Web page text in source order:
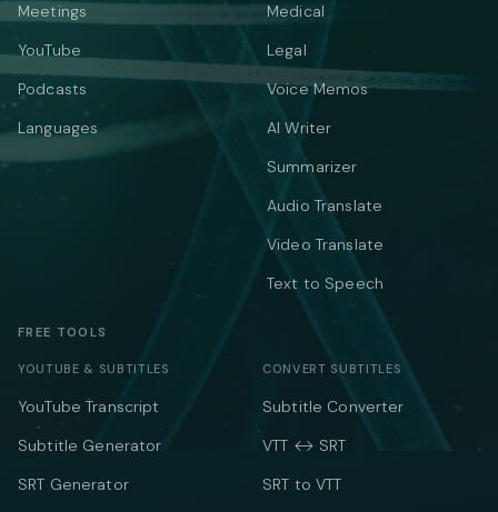
Meetings
YouTube
Podcasts
Languages
Medical
Legal
Voice Memos
AI Writer
Summarizer
Audio Translate
Video Translate
Text to Speech
FREE TOOLS
YOUTUBE & SUBTITLES
YouTube Transcript
Subtitle Generator
SRT Generator
CONVERT SUBTITLES
Subtitle Converter
VTT ↔ SRT
SRT to VTT